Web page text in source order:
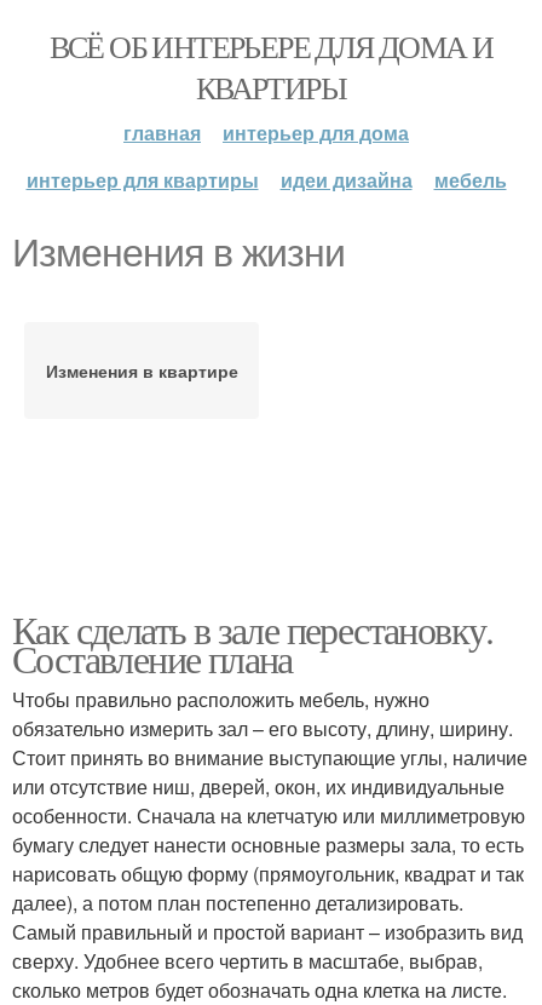
ВСЁ ОБ ИНТЕРЬЕРЕ ДЛЯ ДОМА И
КВАРТИРЫ
главная
интерьер для дома
интерьер для квартиры
идеи дизайна мебель
Изменения в жизни
Изменения в квартире
Как сделать в зале перестановку.
Составление плана
Чтобы правильно расположить мебель, нужно
обязательно измерить зал – его высоту, длину, ширину.
Стоит принять во внимание выступающие углы, наличие
или отсутствие ниш, дверей, окон, их индивидуальные
особенности. Сначала на клетчатую или миллиметровую
бумагу следует нанести основные размеры зала, то есть
нарисовать общую форму (прямоугольник, квадрат и так
далее), а потом план постепенно детализировать.
Самый правильный и простой вариант – изобразить вид
сверху. Удобнее всего чертить в масштабе, выбрав,
сколько метров будет обозначать одна клетка на листе.